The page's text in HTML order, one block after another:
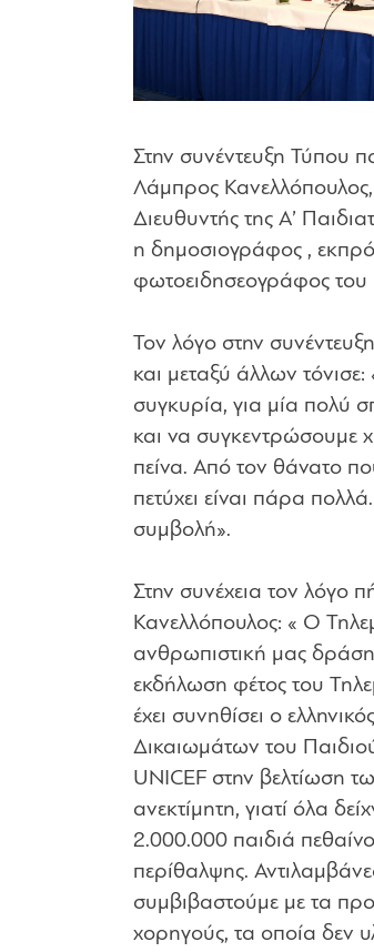
Στην συνέντευξη Τύπου
Λάμπρος Κανελλόπουλος,
Διευθυντής της Α’
η δημοσιογράφος ,
φωτοειδησεογράφος του
Τον λόγο στην
και μεταξύ άλλων
συγκυρία, για μία πολύ
και να συγκεντρώσουμε
πείνα. Από τον θάνατο
πετύχει είναι πάρα
συμβολή».
Στην συνέχεια τον λόγο
Κανελλόπουλος: « Ο
ανθρωπιστική μας
εκδήλωση φέτος του
έχει συνηθίσει ο
Δικαιωμάτων του
UNICEF στην βελτίωση
ανεκτίμητη, γιατί όλα
2.000.000 παιδιά
περίθαλψης.
συμβιβαστούμε με τα
χορηγούς, τα οποία δεν